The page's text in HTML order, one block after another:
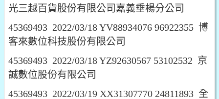
光三越百貨股份有限公司嘉義垂楊分公司
45369493 2022/03/18 YV88934076 96922355 博
客來數位科技股份有限公司
45369493 2022/03/18 YZ92630567 53102532 京
誠數位股份有限公司
45369493 2022/03/19 XX31307770 24811893 全